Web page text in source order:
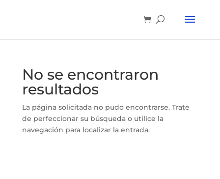
No se encontraron
resultados
La página solicitada no pudo encontrarse. Trate
de perfeccionar su búsqueda o utilice la
navegación para localizar la entrada.